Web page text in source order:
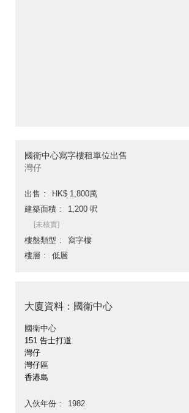
國衛中心寫字樓租單位出售
灣仔
出售
HK$ 1,800萬
建築面積
1,200 呎
[未核實]
樓盤類型
寫字樓
樓層
低層
大廈資料：國衛中心
國衛中心
151 告士打道
灣仔
灣仔區
香港島
入伙年份
1982